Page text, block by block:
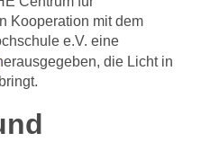
Kooperation mit dem
e.V. eine
die Licht in